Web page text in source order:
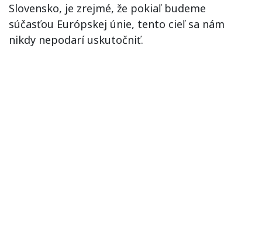
Slovensko, je zrejmé, že pokiaľ budeme
súčasťou Európskej únie, tento cieľ sa nám
nikdy nepodarí uskutočniť.